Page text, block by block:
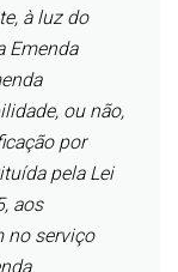
à luz do
Emenda
ou não,
por
pela Lei
aos
no serviço